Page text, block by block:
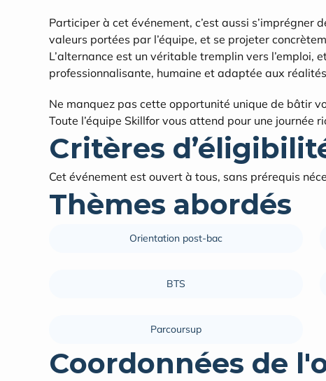
Participer à cet événement, c’est aussi s’imprégner
valeurs portées par l’équipe, et se projeter
L’alternance est un véritable tremplin vers l’emploi,
professionnalisante, humaine et adaptée aux
Ne manquez pas cette opportunité unique de bâtir
Toute l’équipe Skillfor vous attend pour une journée
Critères
Cet événement est ouvert à tous, sans prérequis
Thèmes abordés
Orientation post-bac
BTS
Parcoursup
Coordonnées de